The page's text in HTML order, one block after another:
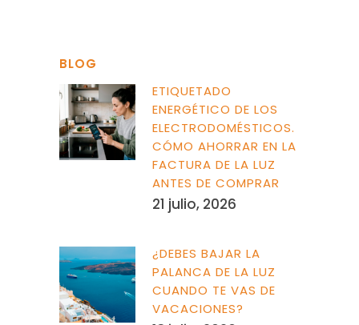
BLOG
ETIQUETADO
ENERGÉTICO DE LOS
ELECTRODOMÉSTICOS.
CÓMO AHORRAR EN LA
FACTURA DE LA LUZ
ANTES DE COMPRAR
21 julio, 2026
¿DEBES BAJAR LA
PALANCA DE LA LUZ
CUANDO TE VAS DE
VACACIONES?